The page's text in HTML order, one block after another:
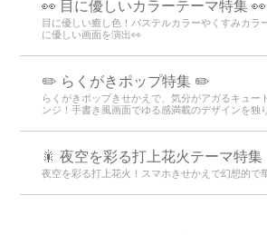
👀 目に優しいカラーテーマ特集 👀
目に優しい癒し色！パステルカラーやくすみカラ
に優しい画面を演出👀
✏️ らくがきポップ特集 ✏️
らくがきポップきせかえで、気分がアガるキュー
ンジ！手書き風画面でゆる感満載のデザインを独
🎇 夜空を彩る打上花火テーマ特集
夜空を彩る打上花火！スマホきせかえで幻想的で